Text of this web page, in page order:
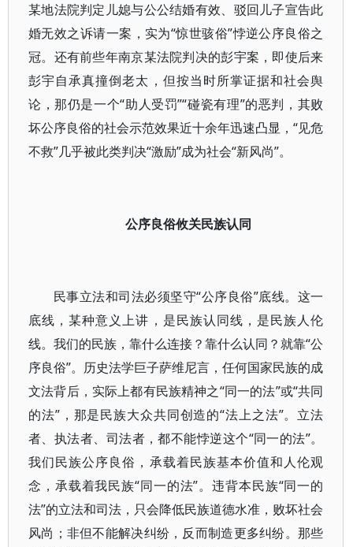
某地法院判定儿媳与公公结婚有效、驳回儿子宣告此
婚无效之诉请一案，实为“惊世骇俗”悖逆公序良俗之
冠。还有前些年南京某法院判决的彭宇案，即使后来
彭宇自承真撞倒老太，但按当时所掌证据和社会舆
论，那仍是一个“助人受罚”“碰瓷有理”的恶判，其败
坏公序良俗的社会示范效果近十余年迅速凸显，“见危
不救”几乎被此类判决“激励”成为社会“新风尚”。
公序良俗攸关民族认同
民事立法和司法必须坚守“公序良俗”底线。这一
底线，某种意义上讲，是民族认同线，是民族人伦
线。我们的民族，靠什么连接？靠什么认同？就靠“公
序良俗”。历史法学巨子萨维尼言，任何国家民族的成
文法背后，实际上都有民族精神之“同一的法”或“共同
的法”，那是民族大众共同创造的“法上之法”。立法
者、执法者、司法者，都不能悖逆这个“同一的法”。
我们民族公序良俗，承载着民族基本价值和人伦观
念，承载着我民族“同一的法”。违背本民族“同一的
法”的立法和司法，只会降低民族道德水准，败坏社会
风尚；非但不能解决纠纷，反而制造更多纠纷。那些